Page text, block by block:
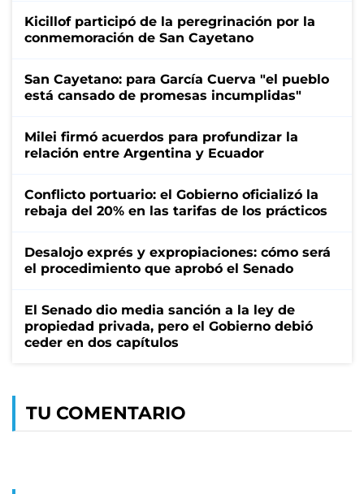
Kicillof participó de la peregrinación por la
conmemoración de San Cayetano
San Cayetano: para García Cuerva "el pueblo
está cansado de promesas incumplidas"
Milei firmó acuerdos para profundizar la
relación entre Argentina y Ecuador
Conflicto portuario: el Gobierno oficializó la
rebaja del 20% en las tarifas de los prácticos
Desalojo exprés y expropiaciones: cómo será
el procedimiento que aprobó el Senado
El Senado dio media sanción a la ley de
propiedad privada, pero el Gobierno debió
ceder en dos capítulos
TU COMENTARIO